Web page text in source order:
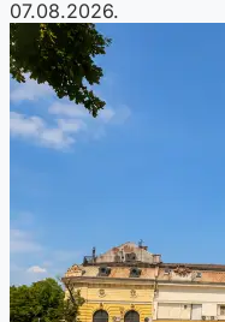
07.08.2026.